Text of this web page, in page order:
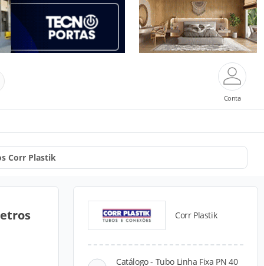
Conta
Corr Plastik
Corr Plastik
Catálogo - Tubo Linha Fixa PN 40